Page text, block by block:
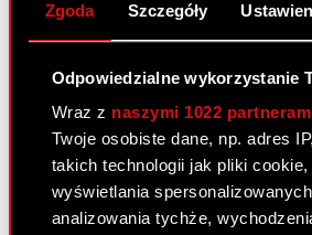
Zgoda Szczegóły
Odpowiedzialne wykorzystanie
Wraz z naszymi 1022
Twoje osobiste dane, np. adres
takich technologii jak pliki
wyświetlania
analizowania tychże,
Skarbowego oraz spłata
wynikających z
Polska Kasa Opieki S.A. z
Raport bieżący nr 47/
14 kwietnia 2008